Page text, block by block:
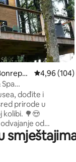
17
Prosječna
4,96 (104)
dođite i
prirode u
kolibi. 🌳😍
od
jedinstvenog